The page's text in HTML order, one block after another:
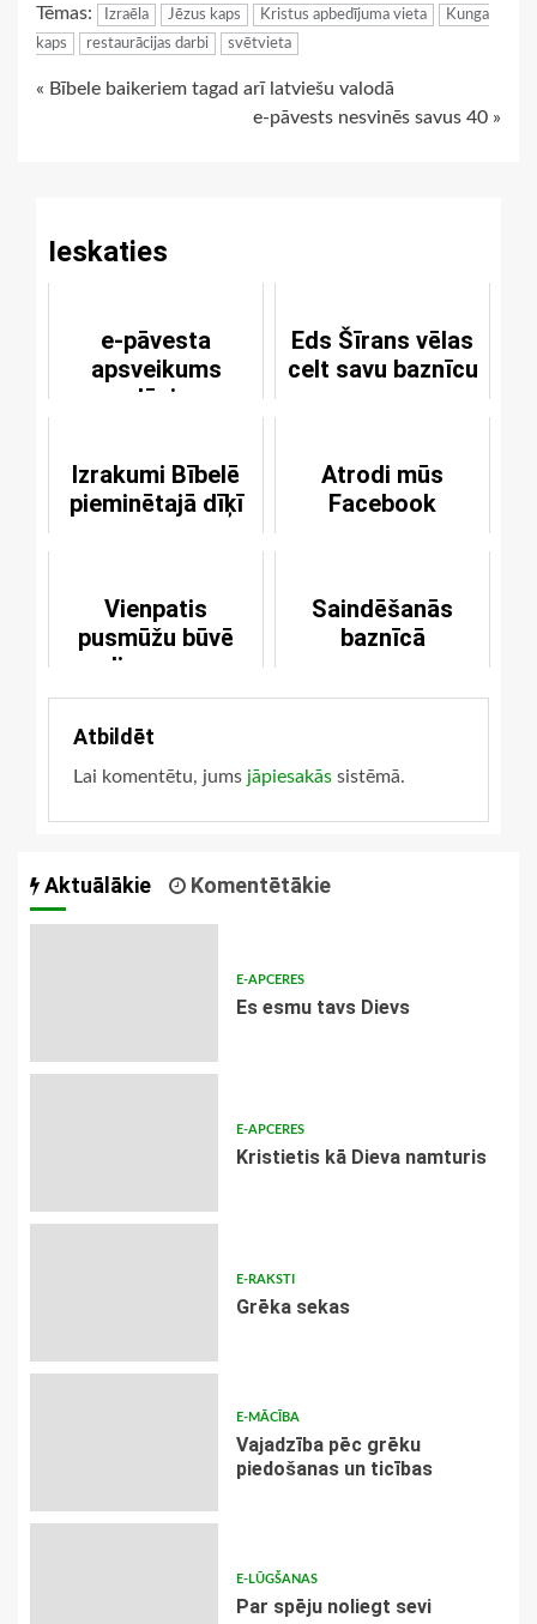
Tēmas: Izraēla Jēzus kaps Kristus apbedījuma vieta
Kunga
kaps
restaurācijas darbi svētvieta
Continue
« Bībele baikeriem tagad arī latviešu valodā
e-pāvests nesvinēs savus 40 »
Ieskaties
e-pāvesta
apsveikums
+Jānim
Eds Šīrans vēlas
celt savu baznīcu
Izrakumi Bībelē
pieminētajā dīķī
Atrodi mūs
Facebook
Vienpatis
pusmūžu būvē
dievnamu
Saindēšanās
baznīcā
Atbildēt
Lai komentētu, jums jāpiesakās sistēmā.
Aktuālākie Komentētākie
E-APCERES
Es esmu tavs Dievs
E-APCERES
Kristietis kā Dieva namturis
E-RAKSTI
Grēka sekas
E-MĀCĪBA
Vajadzība pēc grēku
piedošanas un ticības
E-LŪGŠANAS
Par spēju noliegt sevi